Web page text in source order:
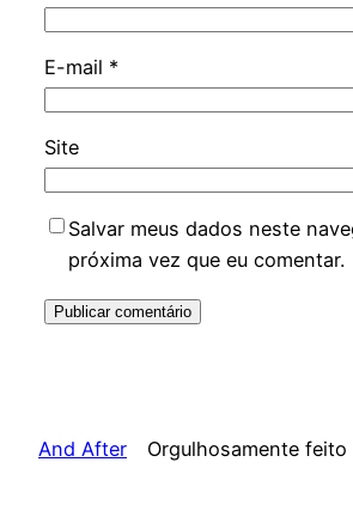
E-mail *
Site
Salvar meus dados neste
próxima vez que eu comentar.
And After Orgulhosamente feito